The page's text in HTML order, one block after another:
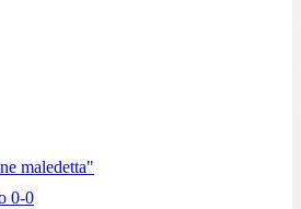
maledetta"
0-0